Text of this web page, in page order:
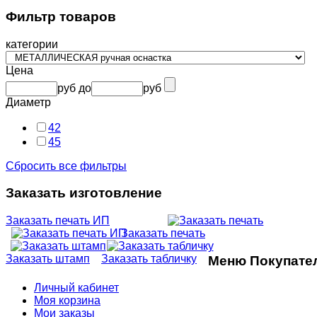
Фильтр товаров
категории
Цена
руб до
руб
Диаметр
42
45
Сбросить все фильтры
Заказать изготовление
Заказать печать ИП
Заказать печать
Заказать штамп Заказать табличку Меню
Личный кабинет
Моя корзина
Мои заказы